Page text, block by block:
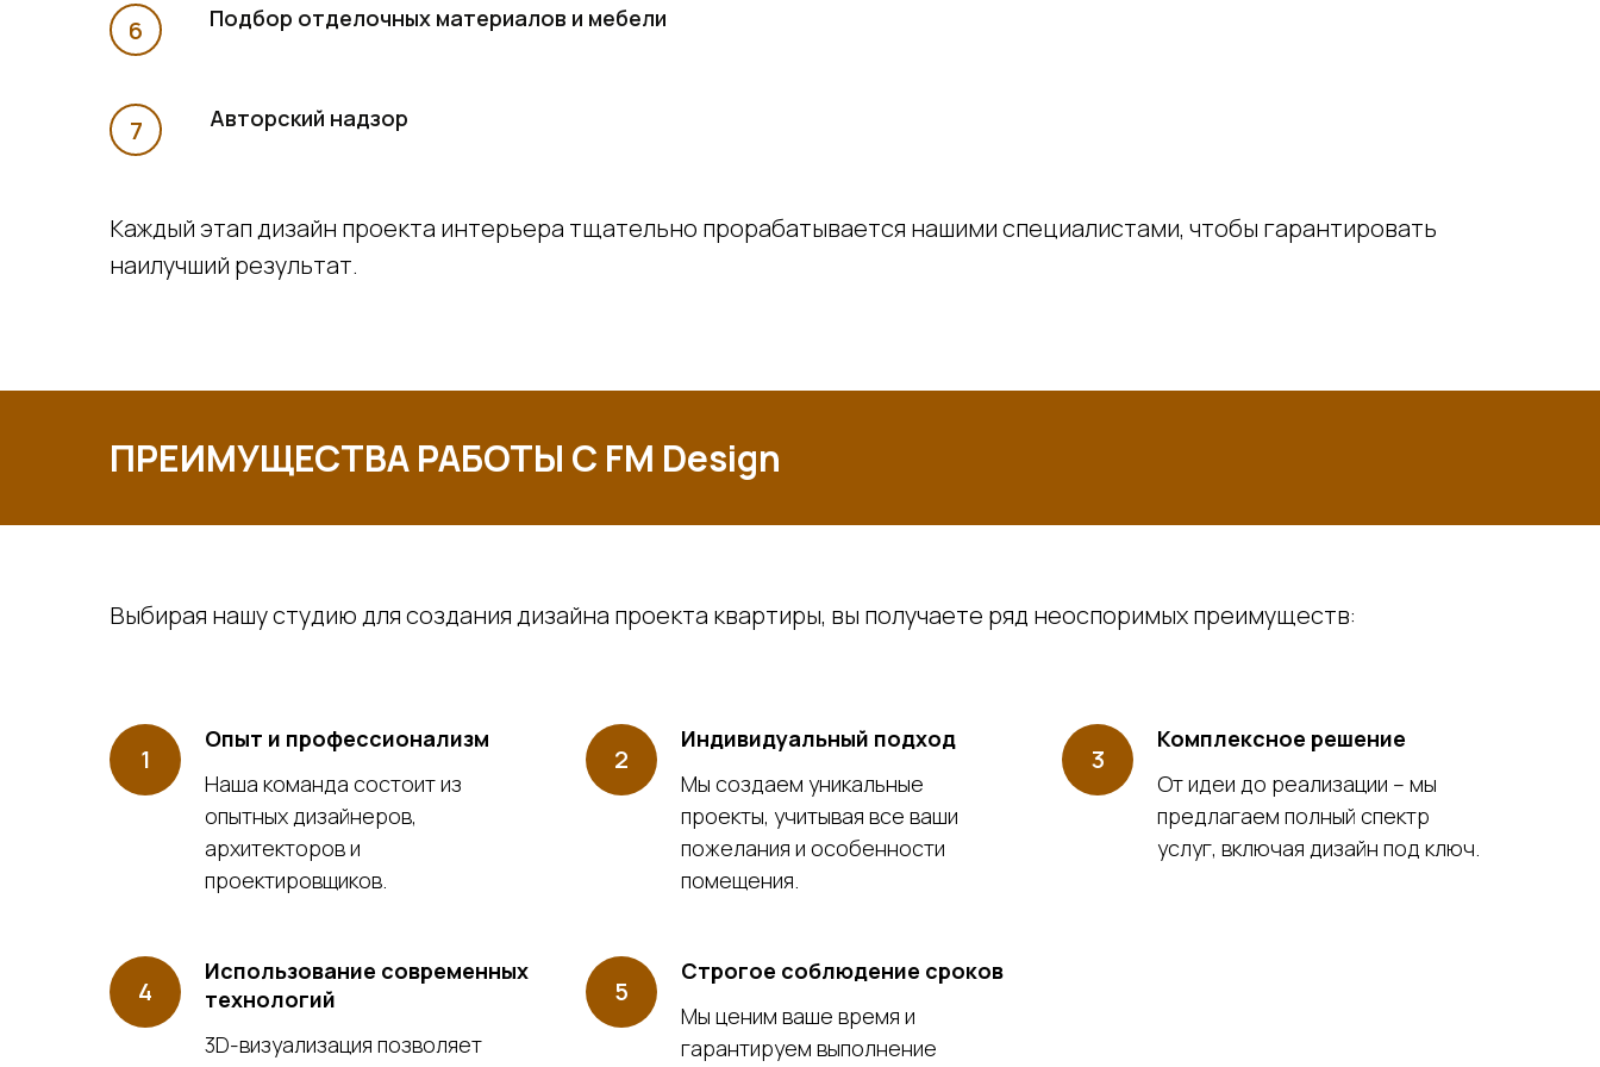
Подбор отделочных материалов и мебели
Авторский надзор
Каждый этап дизайн проекта интерьера тщательно прорабатывается нашими специалистами, чтобы гарантировать
наилучший результат.
ПРЕИМУЩЕСТВА РАБОТЫ С FM Design
Выбирая нашу студию для создания дизайна проекта квартиры, вы получаете ряд неоспоримых преимуществ:
Опыт и профессионализм
Наша команда состоит из
опытных дизайнеров,
архитекторов и
проектировщиков.
Индивидуальный подход
Мы создаем уникальные
проекты, учитывая все ваши
пожелания и особенности
помещения.
Комплексное решение
От идеи до реализации – мы
предлагаем полный спектр
услуг, включая дизайн под ключ.
Использование современных
технологий
3D-визуализация позволяет
Строгое соблюдение сроков
Мы ценим ваше время и
гарантируем выполнение